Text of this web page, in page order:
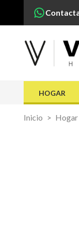
HOGAR
Inicio Hogar